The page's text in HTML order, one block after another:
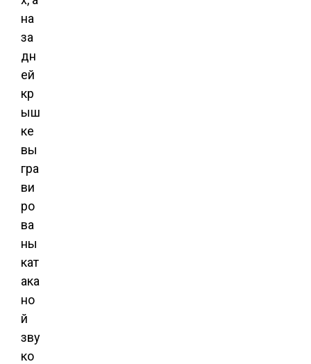
на
за
дн
ей
кр
ыш
ке
вы
гра
ви
ро
ва
ны
кат
ака
но
й
зву
ко